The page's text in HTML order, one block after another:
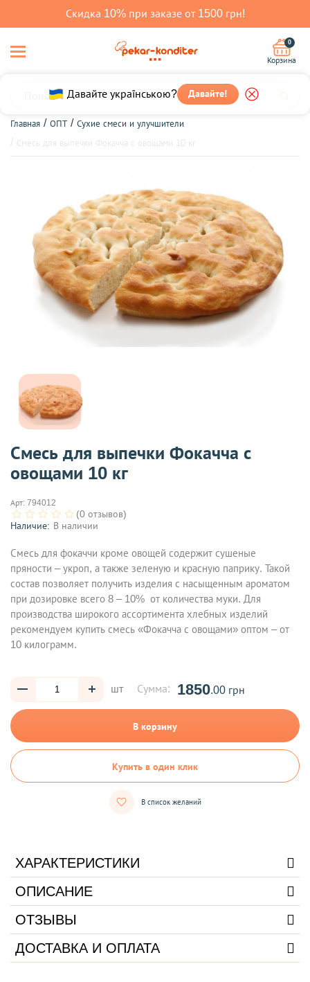
Скидка 10% при заказе от 1500 грн!
Давайте українською? Давайте!
0
Корзина
Главная ОПТ
Сухие смеси и улучшители
Смесь для выпечки Фокачча с
овощами 10 кг
Арт: 794012
(0 отзывов)
Наличие: В наличии
Смесь для фокаччи кроме овощей содержит сушеные
пряности – укроп, а также зеленую и красную паприку. Такой
состав позволяет получить изделия с насыщенным ароматом
при дозировке всего 8 – 10% от количества муки. Для
производства широкого ассортимента хлебных изделий
рекомендуем купить смесь «Фокачча с овощами» оптом – от
10 килограмм.
шт Сумма: 1850.00 грн
В корзину
Купить в один клик
В список желаний
ХАРАКТЕРИСТИКИ
ОПИСАНИЕ
ОТЗЫВЫ
ДОСТАВКА И ОПЛАТА